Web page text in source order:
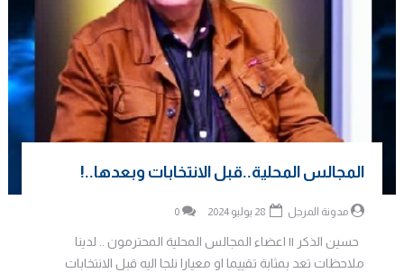
المجالس المحلية..قبل الانتخابات وبعدها..!
مدونة المرجل 0
حسين الذكر || اعضاء المجالس المحلية المحترمون .. لدينا
ملاحظات تعد بمثابة تقييما او معيارا نلجا اليه قبل الانتخابات